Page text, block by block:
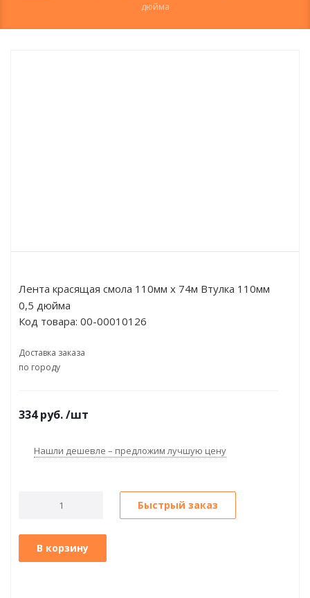
дюйма
Лента красящая смола 110мм х 74м Втулка 110мм
0,5 дюйма
Код товара: 00-00010126
Доставка заказа
по городу
334руб./шт
Нашли дешевле – предложим лучшую цену
В корзину
Быстрый заказ